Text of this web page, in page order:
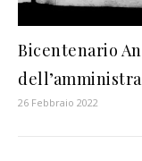
Bicentenario
26 Febbraio 2022